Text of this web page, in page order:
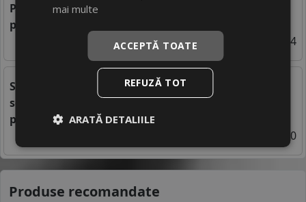
Profilul anvelopelor de iarna - Importanta acestuia
pentru siguranta in timpul deplasarii
24/10/2022 09:34
Sens rotatie anvelope - importanta intelegerii
sensului de rulare si impactul acestuia asupra
performantei masinii
26/02/2024 07:00
Produse recomandate
mai multe
ACCEPTĂ TOATE
REFUZĂ TOT
ARATĂ DETALIILE